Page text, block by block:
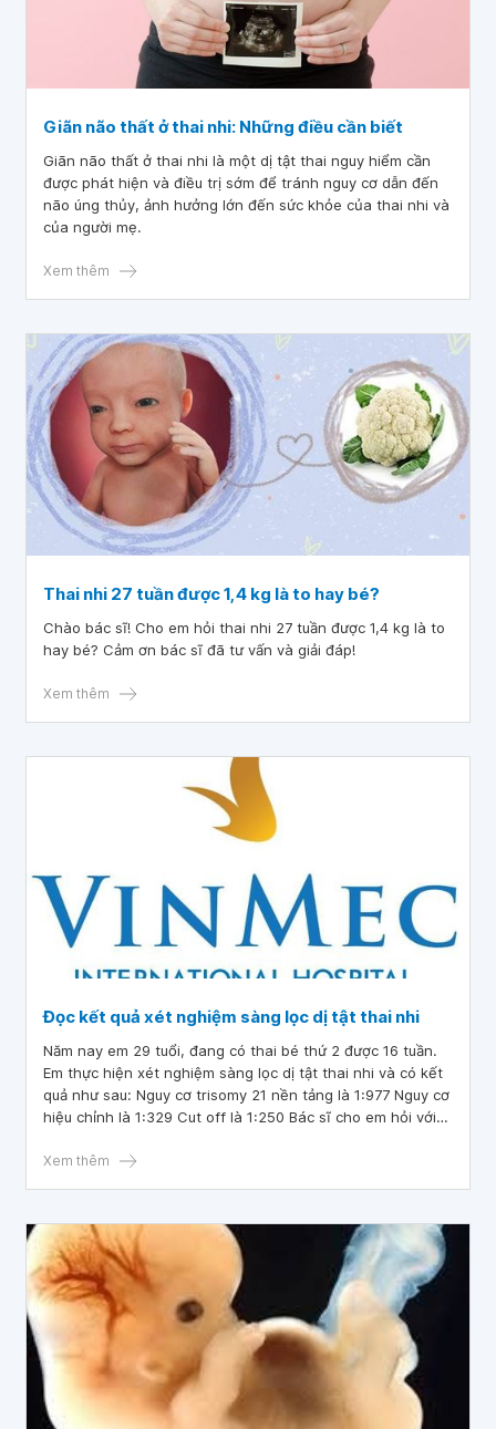
Giãn não thất ở thai nhi: Những điều cần biết
Giãn não thất ở thai nhi là một dị tật thai nguy hiểm cần
được phát hiện và điều trị sớm để tránh nguy cơ dẫn đến
não úng thủy, ảnh hưởng lớn đến sức khỏe của thai nhi và
của người mẹ.
Xem thêm
Thai nhi 27 tuần được 1,4 kg là to hay bé?
Chào bác sĩ! Cho em hỏi thai nhi 27 tuần được 1,4 kg là to
hay bé? Cảm ơn bác sĩ đã tư vấn và giải đáp!
Xem thêm
Đọc kết quả xét nghiệm sàng lọc dị tật thai nhi
Năm nay em 29 tuổi, đang có thai bé thứ 2 được 16 tuần.
Em thực hiện xét nghiệm sàng lọc dị tật thai nhi và có kết
quả như sau: Nguy cơ trisomy 21 nền tảng là 1:977 Nguy cơ
hiệu chỉnh là 1:329 Cut off là 1:250 Bác sĩ cho em hỏi với
có được xem là nguy cơ cao không? Em nên làm thêm xét
Xem thêm